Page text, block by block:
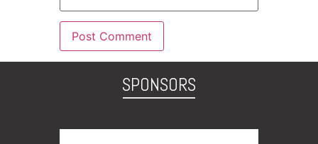
SPONSORS